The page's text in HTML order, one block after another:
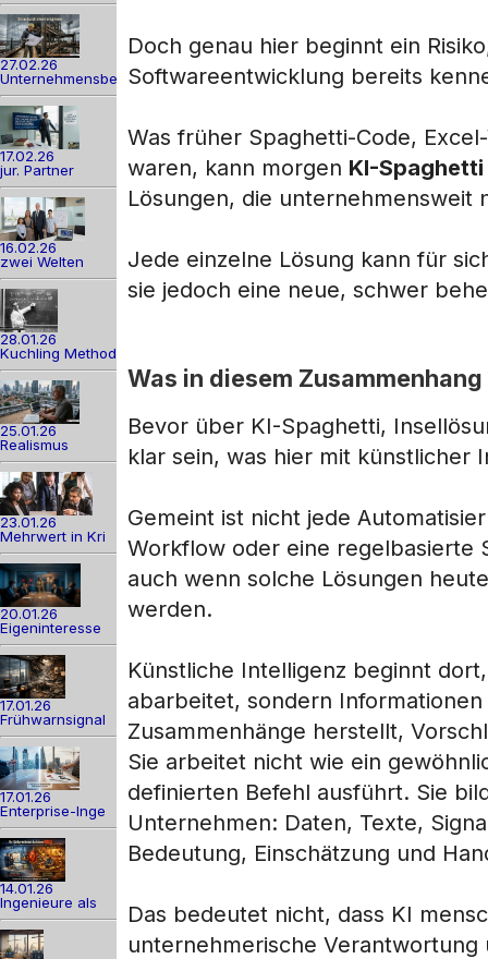
27.02.26
Unternehmensber
17.02.26
jur. Partner
16.02.26
zwei Welten
28.01.26
Kuchling Method
25.01.26
Realismus
23.01.26
Mehrwert in Kri
20.01.26
Eigeninteresse
17.01.26
Frühwarnsignal
17.01.26
Enterprise-Inge
14.01.26
Ingenieure als
Doch genau hier beginnt ein
Softwareentwicklung bereits
Was früher Spaghetti-Code,
waren, kann morgen KI-Spaghetti
Lösungen, die unternehmensweit
Jede einzelne Lösung kann für
sie jedoch eine neue, schwer
Was in diesem
Bevor über KI-Spaghetti,
klar sein, was hier mit künstlicher
Gemeint ist nicht jede
Workflow oder eine regelbasierte
auch wenn solche Lösungen
werden.
Künstliche Intelligenz beginnt
abarbeitet, sondern
Zusammenhänge herstellt,
Sie arbeitet nicht wie ein
definierten Befehl ausführt. Sie
Unternehmen: Daten, Texte,
Bedeutung, Einschätzung und
Das bedeutet nicht, dass KI
unternehmerische